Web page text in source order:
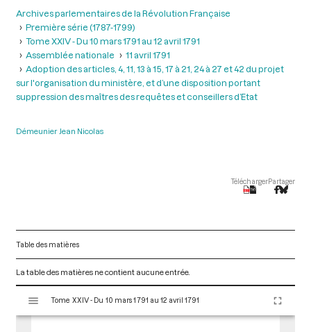
Archives parlementaires de la Révolution Française
Première série (1787-1799)
Tome XXIV - Du 10 mars 1791 au 12 avril 1791
Assemblée nationale
11 avril 1791
Adoption des articles, 4, 11, 13 à 15, 17 à 21, 24 à 27 et 42 du projet
sur l'organisation du ministère, et d’une disposition portant
suppression des maîtres des requêtes et conseillers d’Etat
Démeunier Jean Nicolas
TéléchargerPartager
Table des matières
La table des matières ne contient aucune entrée.
s
Tome XXIV - Du 10 mars 1791 au 12 avril 1791